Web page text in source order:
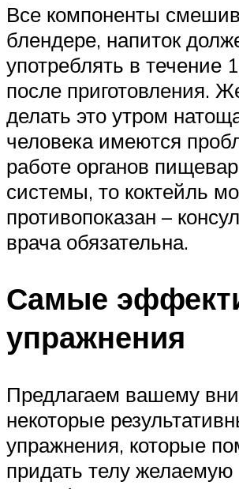
Все компоненты
блендере, напиток
употреблять в течение
после приготовления.
делать это утром
человека имеются
работе органов
системы, то коктейль
противопоказан –
врача обязательна.
Самые
упражнения
Предлагаем вашему
некоторые
упражнения, которые
придать телу желаемую